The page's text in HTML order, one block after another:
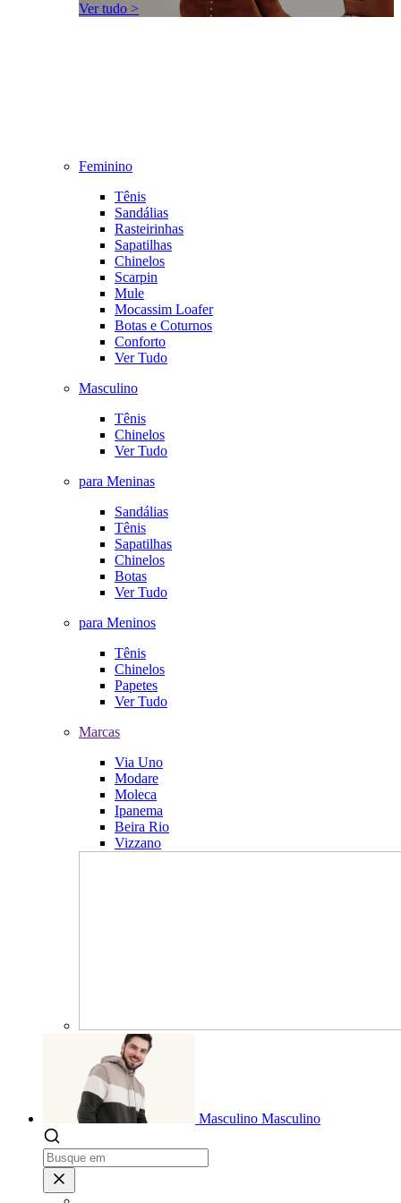
Ver tudo >
Feminino
Tênis
Sandálias
Rasteirinhas
Sapatilhas
Chinelos
Scarpin
Mule
Mocassim Loafer
Botas e Coturnos
Conforto
Ver Tudo
Masculino
Tênis
Chinelos
Ver Tudo
para Meninas
Sandálias
Tênis
Sapatilhas
Chinelos
Botas
Ver Tudo
para Meninos
Tênis
Chinelos
Papetes
Ver Tudo
Marcas
Via Uno
Modare
Moleca
Ipanema
Beira Rio
Vizzano
Masculino Masculino